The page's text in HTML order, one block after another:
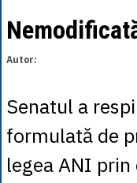
Autor:
Senatul a
formulată de
legea ANI